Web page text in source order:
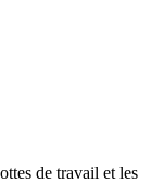
de travail et les